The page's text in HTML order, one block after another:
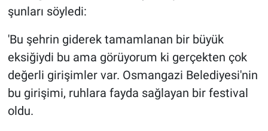
şunları söyledi:
'Bu şehrin giderek tamamlanan bir büyük
eksiğiydi bu ama görüyorum ki gerçekten çok
değerli girişimler var. Osmangazi Belediyesi'nin
bu girişimi, ruhlara fayda sağlayan bir festival
oldu.